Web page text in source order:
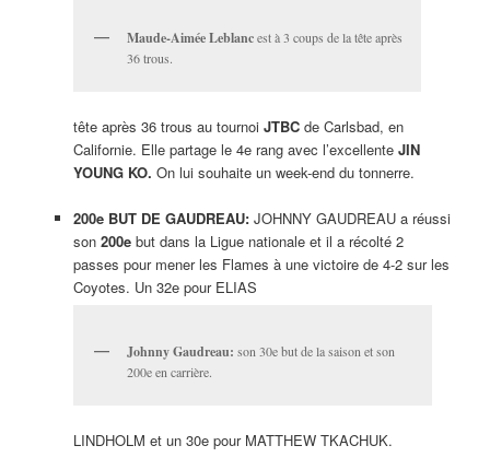
Maude-Aimée Leblancest à 3 coups de la tête après
36 trous.
tête après 36 trous au tournoi JTBCde Carlsbad, en
Californie. Elle partage le 4e rang avec l’excellente JIN
YOUNG KO. On lui souhaite un week-end du tonnerre.
200e BUT DE GAUDREAU:JOHNNY GAUDREAU a réussi
son 200ebut dans la Ligue nationale et il a récolté 2
passes pour mener les Flames à une victoire de 4-2 sur les
Coyotes. Un 32e pour ELIAS
Johnny Gaudreau: son 30e but de la saison et son
200e en carrière.
LINDHOLM et un 30e pour MATTHEW TKACHUK.